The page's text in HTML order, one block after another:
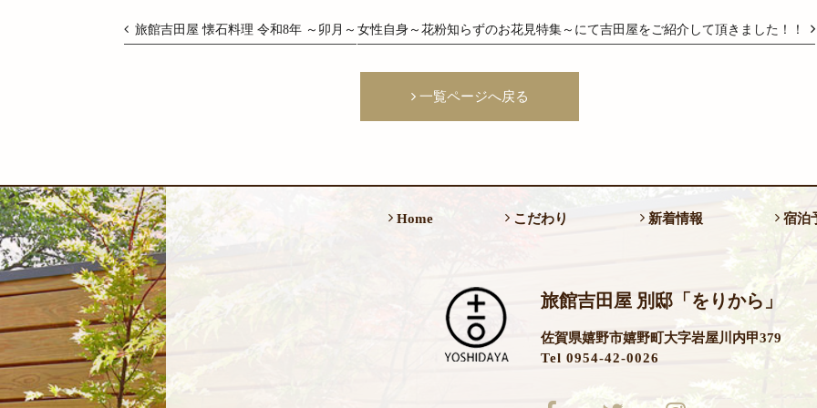
旅館吉田屋 懐石料理 令和8年 ～卯月～ 女性自身～花粉知らずのお花見特集～にて吉田屋をご紹介して頂きました！！
一覧ページへ戻る
Home こだわり 新着情報 宿泊
旅館吉田屋 別邸「をりから」
佐賀県嬉野市嬉野町大字岩屋川内甲379
Tel 0954-42-0026